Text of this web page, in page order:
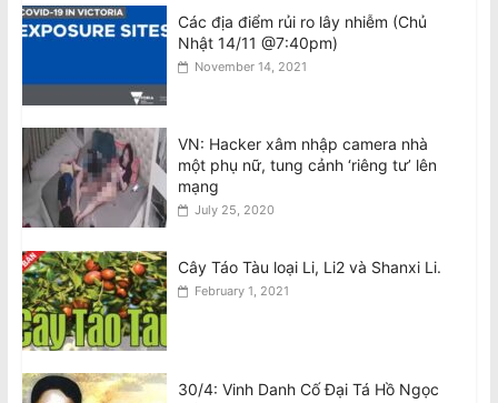
August 8, 2026
Đàn ông bị buộc tội sau cái chết của
phụ nữ gốc Việt ở Fitzroy North
Các địa điểm rủi ro lây nhiễm (Chủ
Nhật 14/11 @7:40pm)
November 14, 2021
VN: Hacker xâm nhập camera nhà
một phụ nữ, tung cảnh ‘riêng tư’ lên
mạng
July 25, 2020
Cây Táo Tàu loại Li, Li2 và Shanxi Li.
February 1, 2021
30/4: Vinh Danh Cố Đại Tá Hồ Ngọc